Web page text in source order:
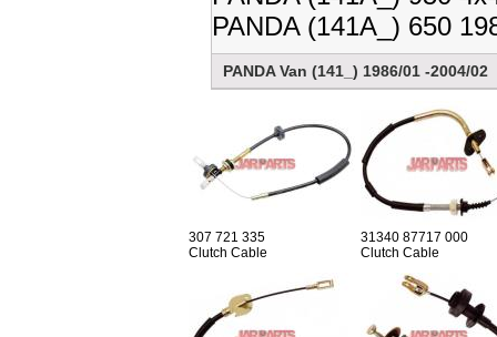
PANDA (141A_) 650
PANDA Van (141_) 1986/01 -2004/02
307 721 335
Clutch Cable
31340 87717 000
Clutch Cable